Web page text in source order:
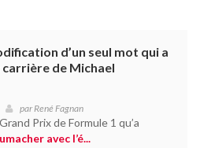
d’un seul mot qui a
de Michael
parRené Fagnan
Prix de Formule 1 qu’a
avec l’é...